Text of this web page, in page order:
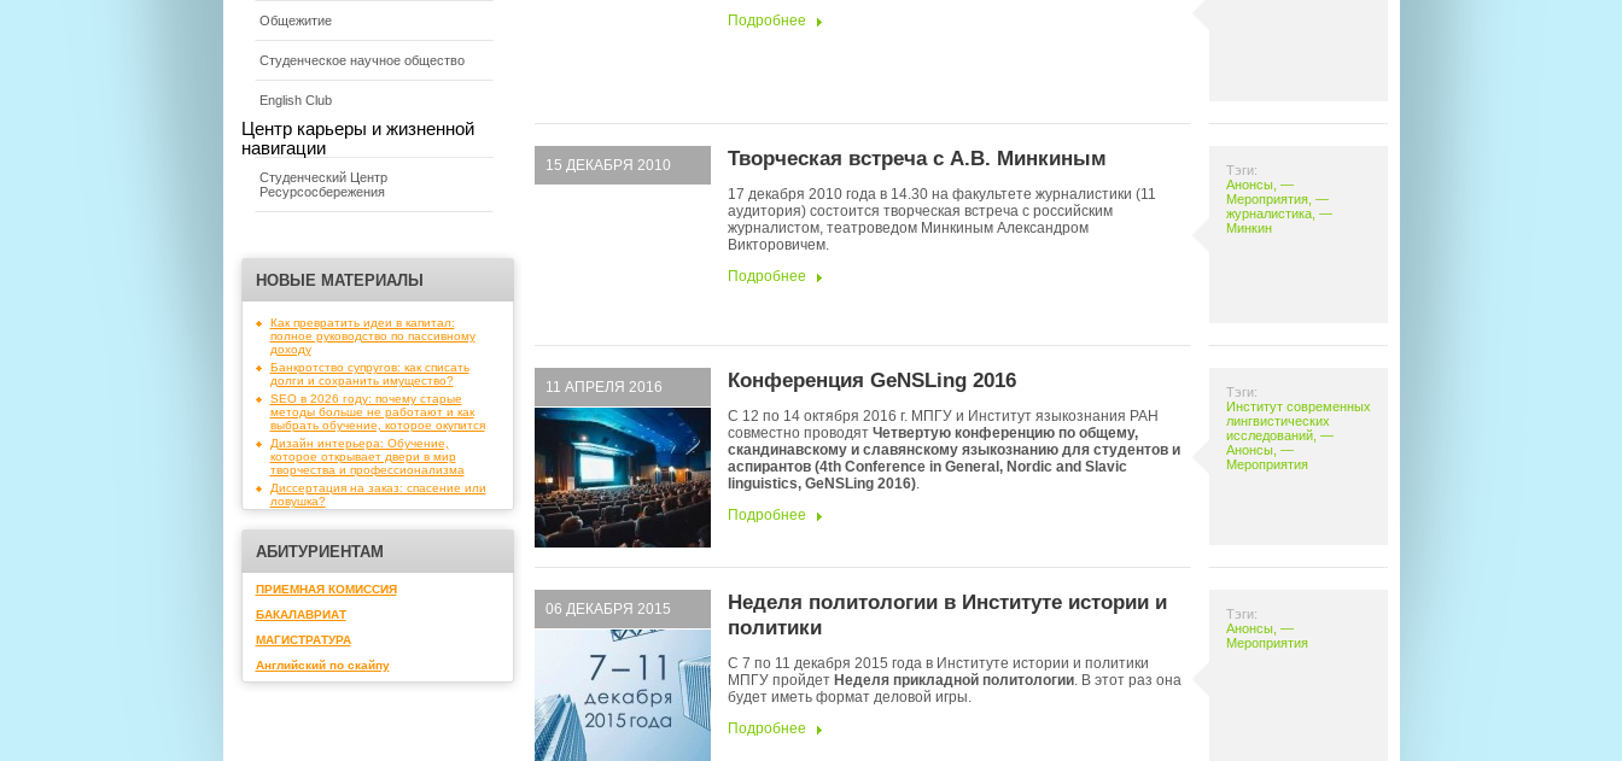
Общежитие
Студенческое научное общество
English Club
Центр карьеры и жизненной
навигации
Студенческий Центр
Ресурсосбережения
НОВЫЕ МАТЕРИАЛЫ
Как превратить идеи в капитал:
полное руководство по пассивному
доходу
Банкротство супругов: как списать
долги и сохранить имущество?
SEO в 2026 году: почему старые
методы больше не работают и как
выбрать обучение, которое окупится
Дизайн интерьера: Обучение,
которое открывает двери в мир
творчества и профессионализма
Диссертация на заказ: спасение или
ловушка?
АБИТУРИЕНТАМ
ПРИЕМНАЯ КОМИССИЯ
БАКАЛАВРИАТ
МАГИСТРАТУРА
Английский по скайпу
Подробнее
Тэги:
Анонсы, —
Мероприятия, —
журналистика, —
Минкин
15 ДЕКАБРЯ 2010 Творческая встреча с А.В. Минкиным
17 декабря 2010 года в 14.30 на факультете журналистики (11
аудитория) состоится творческая встреча с российским
журналистом, театроведом Минкиным Александром
Викторовичем.
Подробнее
Тэги:
Институт современных
лингвистических
исследований, —
Анонсы, —
Мероприятия
11 АПРЕЛЯ 2016 Конференция GeNSLing 2016
С 12 по 14 октября 2016 г. МПГУ и Институт языкознания РАН
совместно проводят Четвертую конференцию по общему,
скандинавскому и славянскому языкознанию для студентов и
аспирантов (4th Conference in General, Nordic and Slavic
linguistics, GeNSLing 2016).
Подробнее
Тэги:
Анонсы, —
Мероприятия
06 ДЕКАБРЯ 2015
Неделя политологии в Институте истории и
политики
С 7 по 11 декабря 2015 года в Институте истории и политики
МПГУ пройдет Неделя прикладной политологии. В этот раз она
будет иметь формат деловой игры.
Подробнее